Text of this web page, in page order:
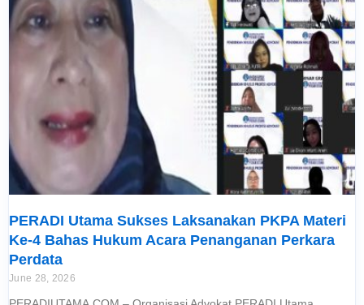
PERADI Utama Sukses Laksanakan PKPA Materi
Ke-4 Bahas Hukum Acara Penanganan Perkara
Perdata
June 28, 2026